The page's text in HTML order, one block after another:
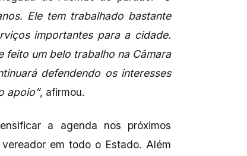
Ele tem trabalhado bastante
importantes para a cidade.
feito um belo trabalho na Câmara
defendendo os interesses
apoio”, afirmou.
a agenda nos próximos
em todo o Estado. Além